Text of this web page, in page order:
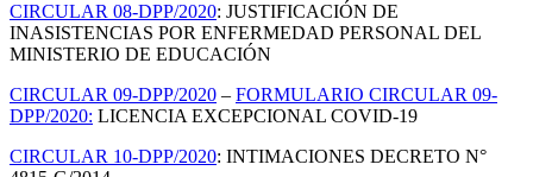
CIRCULAR 08-DPP/2020: JUSTIFICACIÓN DE
INASISTENCIAS POR ENFERMEDAD PERSONAL DEL
MINISTERIO DE EDUCACIÓN
CIRCULAR 09-DPP/2020 – FORMULARIO CIRCULAR 09-
DPP/2020: LICENCIA EXCEPCIONAL COVID-19
CIRCULAR 10-DPP/2020: INTIMACIONES DECRETO N°